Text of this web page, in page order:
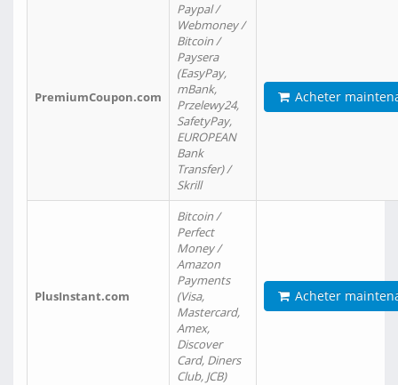
PremiumCoupon.com
Paypal /
Webmoney /
Bitcoin /
Paysera
(EasyPay,
mBank,
Przelewy24,
SafetyPay,
EUROPEAN
Bank
Transfer) /
Skrill
Acheter
PlusInstant.com
Bitcoin /
Perfect
Money /
Amazon
Payments
(Visa,
Mastercard,
Amex,
Discover
Card, Diners
Club, JCB)
Acheter